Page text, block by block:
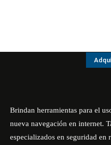
Brindan herramientas para el
nueva navegación en internet.
especializados en seguridad en